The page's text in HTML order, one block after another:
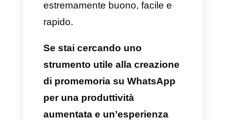
utilizzando WhatsApp,
Instagram Direct e Telegram.
Ottima assistenza:Callbell
offre un supporto e